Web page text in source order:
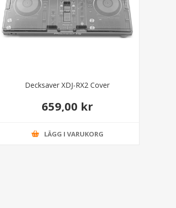
Decksaver XDJ-RX2 Cover
659,00 kr
LÄGG I VARUKORG